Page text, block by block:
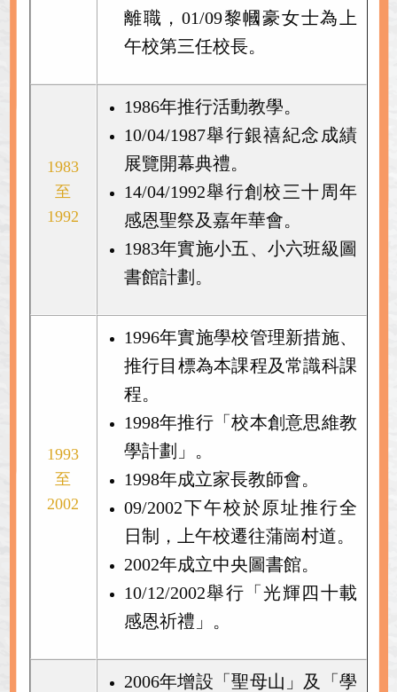
離職，01/09黎幗豪女士為上
午校第三任校長。
1983
至
1992
1986年推行活動教學。
10/04/1987舉行銀禧紀念成績
展覽開幕典禮。
14/04/1992舉行創校三十周年
感恩聖祭及嘉年華會。
1983年實施小五、小六班級圖
書館計劃。
1993
至
2002
1996年實施學校管理新措施、
推行目標為本課程及常識科課
程。
1998年推行「校本創意思維教
學計劃」。
1998年成立家長教師會。
09/2002下午校於原址推行全
日制，上午校遷往蒲崗村道。
2002年成立中央圖書館。
10/12/2002舉行「光輝四十載
感恩祈禮」。
2006年增設「聖母山」及「學